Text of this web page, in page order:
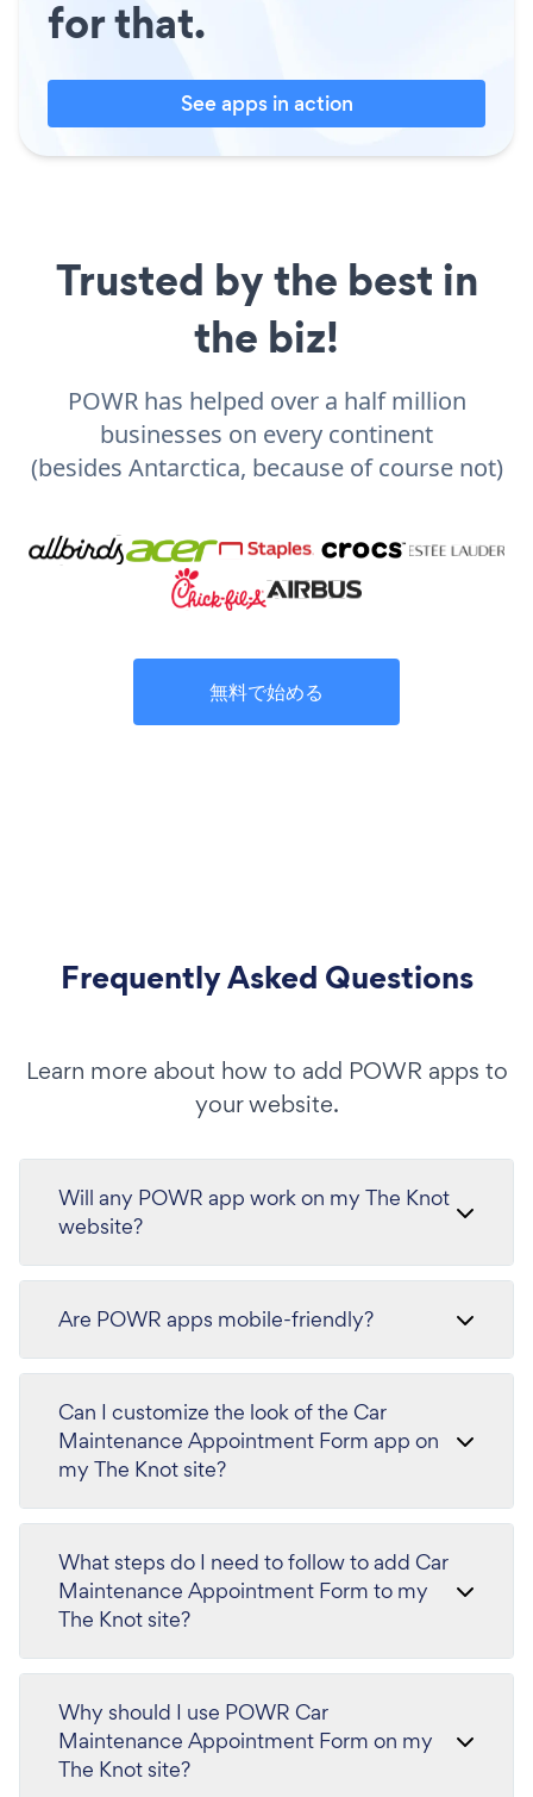
for that.
See apps in action
Trusted by the best in
the biz!
POWR has helped over a half million
businesses on every continent
(besides Antarctica, because of course not)
無料で始める
Frequently Asked Questions
Learn more about how to add POWR apps to
your website.
Will any POWR app work on my The Knot
website?
Are POWR apps mobile-friendly?
Can I customize the look of the Car
Maintenance Appointment Form app on
my The Knot site?
What steps do I need to follow to add Car
Maintenance Appointment Form to my
The Knot site?
Why should I use POWR Car
Maintenance Appointment Form on my
The Knot site?